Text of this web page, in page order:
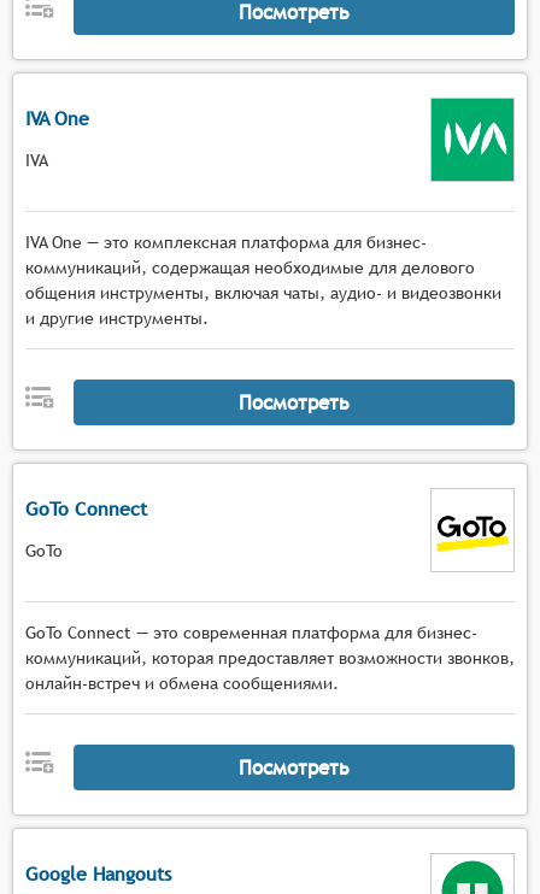
Посмотреть
IVA One
IVA
IVA One — это комплексная платформа для бизнес-
коммуникаций, содержащая необходимые для делового
общения инструменты, включая чаты, аудио- и видеозвонки
и другие инструменты.
Посмотреть
GoTo Connect
GoTo
GoTo Connect — это современная платформа для бизнес-
коммуникаций, которая предоставляет возможности звонков,
онлайн-встреч и обмена сообщениями.
Посмотреть
Google Hangouts